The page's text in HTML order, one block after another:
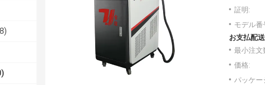
証明:
モデル番
お支払配
最小注文
価格:
パッケー